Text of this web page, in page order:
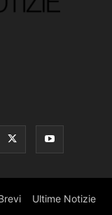
Ultime Notizie